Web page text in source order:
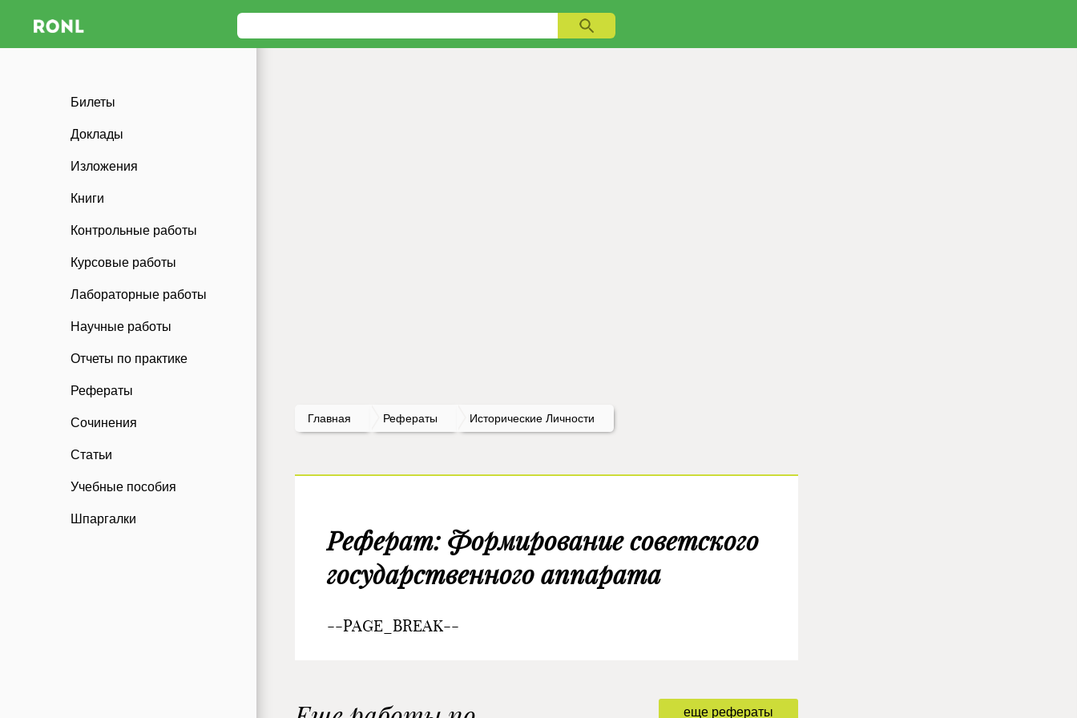
Билеты
Доклады
Изложения
Книги
Контрольные работы
Курсовые работы
Лабораторные работы
Научные работы
Отчеты по практике
Рефераты
Сочинения
Статьи
Учебные пособия
Шпаргалки
Главная Рефераты Исторические Личности
Реферат: Формирование советского
государственного аппарата
--PAGE_BREAK--
еще рефераты